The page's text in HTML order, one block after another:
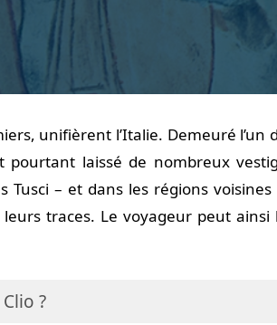
unifièrent l’Italie. Demeuré l’un
pourtant laissé de nombreux
Tusci – et dans les régions voisines
traces. Le voyageur peut ainsi
?